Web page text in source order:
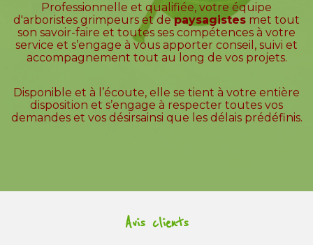
Professionnelle et qualifiée, votre équipe
d'arboristes grimpeurs et depaysagistes met tout
son savoir-faire et toutes ses compétences à votre
service et s’engage à vous apporter conseil, suivi et
accompagnement tout au long de vos projets.
Disponible et à l’écoute, elle se tient à votre entière
disposition et s’engage à respecter toutes vos
demandes et vos désirsainsi que les délais prédéfinis.
Avis clients